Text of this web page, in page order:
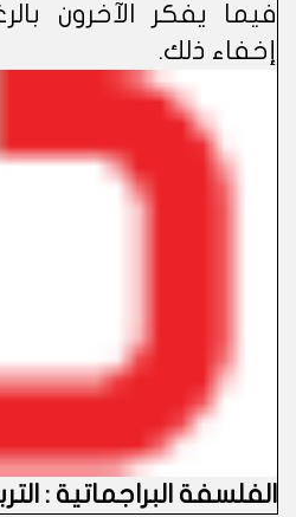
فيما يفكر الآخرون
إخفاء ذلك.
الفلسفة البراجماتية :